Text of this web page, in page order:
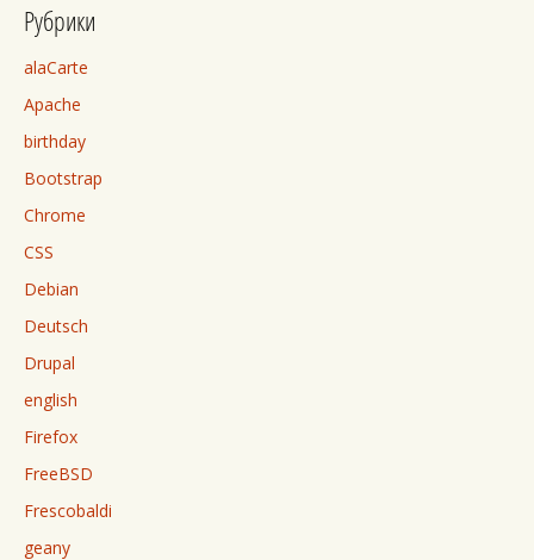
Рубрики
alaCarte
Apache
birthday
Bootstrap
Chrome
CSS
Debian
Deutsch
Drupal
english
Firefox
FreeBSD
Frescobaldi
geany